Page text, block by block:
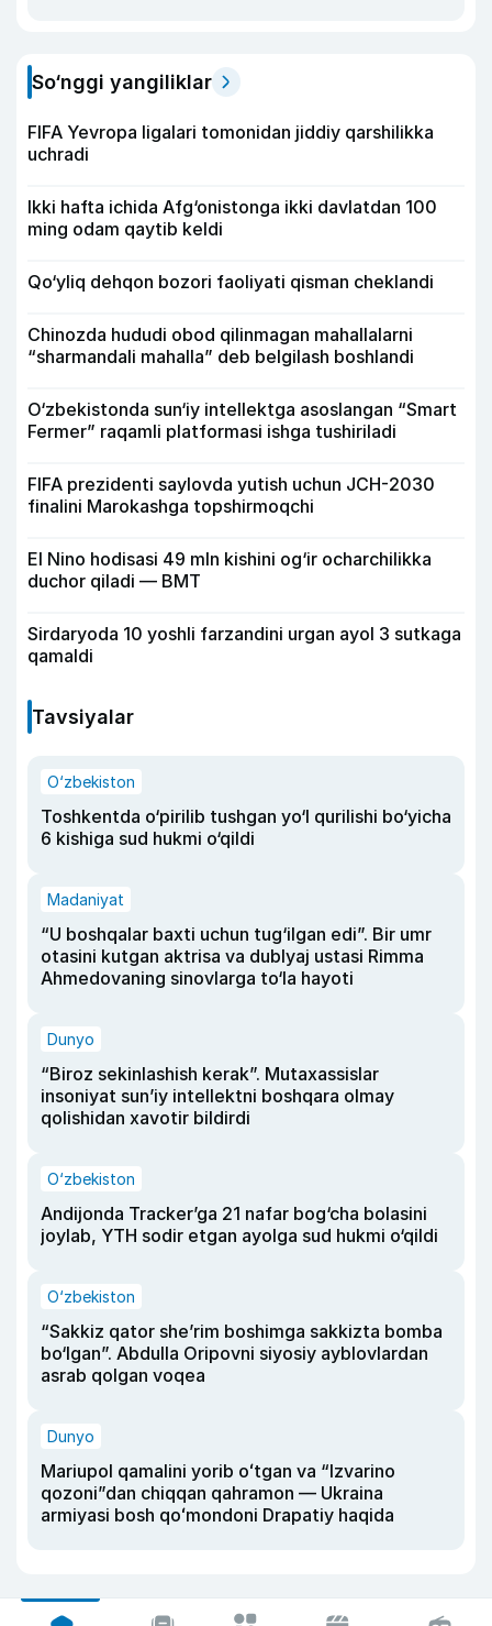
So‘nggi yangiliklar
FIFA Yevropa ligalari tomonidan jiddiy qarshilikka
uchradi
Ikki hafta ichida Afg‘onistonga ikki davlatdan 100
ming odam qaytib keldi
Qo‘yliq dehqon bozori faoliyati qisman cheklandi
Chinozda hududi obod qilinmagan mahallalarni
“sharmandali mahalla” deb belgilash boshlandi
O‘zbekistonda sun‘iy intellektga asoslangan “Smart
Fermer” raqamli platformasi ishga tushiriladi
FIFA prezidenti saylovda yutish uchun JCH-2030
finalini Marokashga topshirmoqchi
El Nino hodisasi 49 mln kishini og‘ir ocharchilikka
duchor qiladi — BMT
Sirdaryoda 10 yoshli farzandini urgan ayol 3 sutkaga
qamaldi
Tavsiyalar
O‘zbekiston
Toshkentda o‘pirilib tushgan yo‘l qurilishi bo‘yicha
6 kishiga sud hukmi o‘qildi
Madaniyat
“U boshqalar baxti uchun tug‘ilgan edi”. Bir umr
otasini kutgan aktrisa va dublyaj ustasi Rimma
Ahmedovaning sinovlarga to‘la hayoti
Dunyo
“Biroz sekinlashish kerak”. Mutaxassislar
insoniyat sun’iy intellektni boshqara olmay
qolishidan xavotir bildirdi
O‘zbekiston
Andijonda Tracker’ga 21 nafar bog‘cha bolasini
joylab, YTH sodir etgan ayolga sud hukmi o‘qildi
O‘zbekiston
“Sakkiz qator she’rim boshimga sakkizta bomba
bo‘lgan”. Abdulla Oripovni siyosiy ayblovlardan
asrab qolgan voqea
Dunyo
Mariupol qamalini yorib oʻtgan va “Izvarino
qozoni”dan chiqqan qahramon — Ukraina
armiyasi bosh qoʻmondoni Drapatiy haqida